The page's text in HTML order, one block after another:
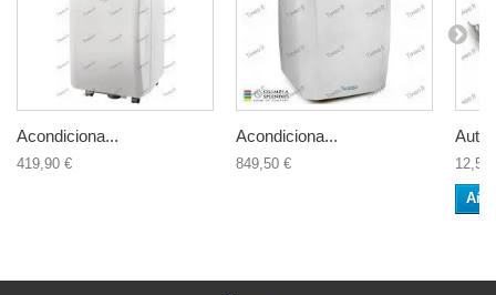
Acondiciona...
419,90 €
Acondiciona...
849,50 € 12,50